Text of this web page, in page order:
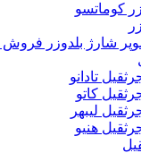
کوماتسو
شارژ بلدوزر فروش
تادانو
کاتو
لیبهر
هنیو